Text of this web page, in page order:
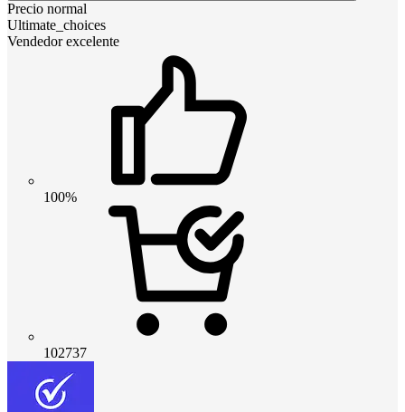
Precio normal
Ultimate_choices
Vendedor excelente
100%
102737